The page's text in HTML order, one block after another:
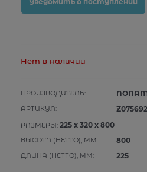
Нет в наличии
ПРОИЗВОДИТЕЛЬ:
АРТИКУЛ: Z075692
РАЗМЕРЫ: 225 x 320 x 800
ВЫСОТА (НЕТТО), ММ: 800
ДЛИНА (НЕТТО), ММ: 225